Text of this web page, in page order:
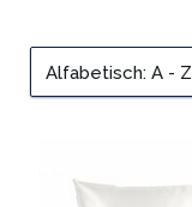
Alfabetisch: A - Z